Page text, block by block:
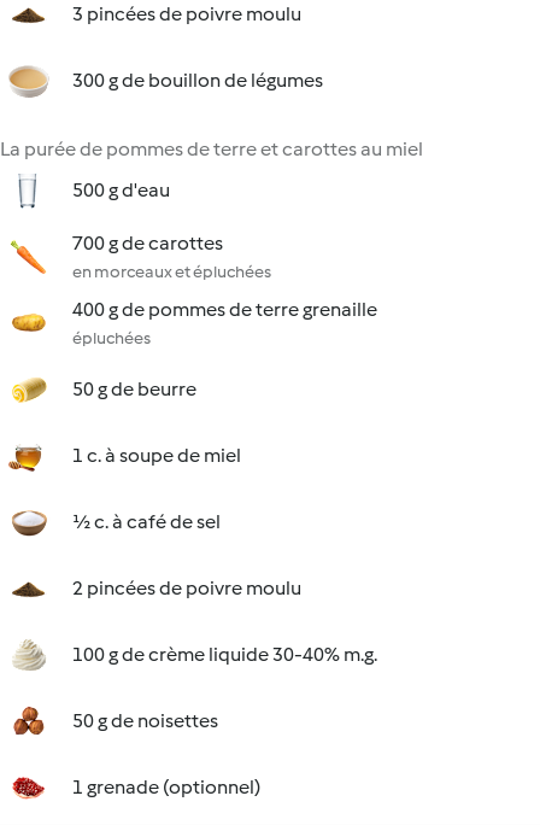
3 pincées de poivre moulu
300 g de bouillon de légumes
La purée de pommes de terre et carottes au miel
500 g d'eau
700 g de carottes
en morceaux et épluchées
400 g de pommes de terre grenaille
épluchées
50 g de beurre
1 c. à soupe de miel
½ c. à café de sel
2 pincées de poivre moulu
100 g de crème liquide 30-40% m.g.
50 g de noisettes
1 grenade (optionnel)